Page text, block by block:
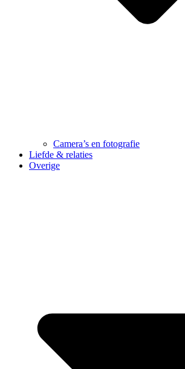
Camera’s en fotografie
Liefde & relaties
Overige